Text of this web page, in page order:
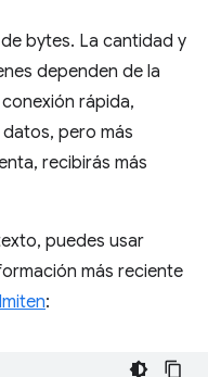
de bytes. La cantidad y
dependen de la
rápida,
pero más
recibirás más
puedes usar
más reciente
: